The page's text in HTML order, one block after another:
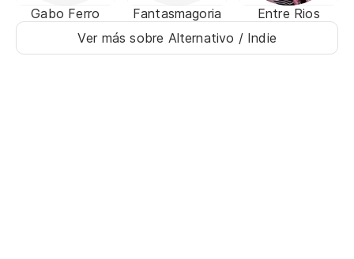
Gabo Ferro Fantasmagoria
Entre Rios
Ver más sobre Alternativo / Indie